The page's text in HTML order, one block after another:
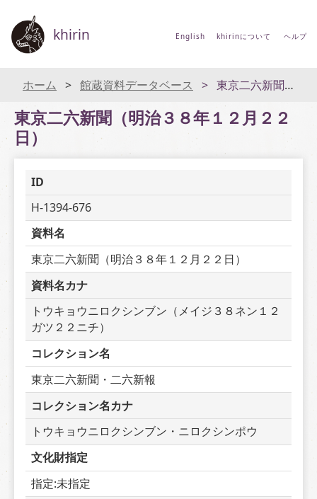
khirin English khirinについて ヘルプ
ホーム 館蔵資料データベース 東京二六新聞（明治３８年１２月２２日）
東京二六新聞（明治３８年１２月２２
日）
ID
H-1394-676
資料名
東京二六新聞（明治３８年１２月２２日）
資料名カナ
トウキョウニロクシンブン（メイジ３８ネン１２
ガツ２２ニチ）
コレクション名
東京二六新聞・二六新報
コレクション名カナ
トウキョウニロクシンブン・ニロクシンポウ
文化財指定
指定:未指定